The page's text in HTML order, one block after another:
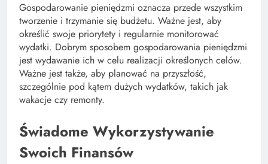
Gospodarowanie pieniędzmi oznacza przede wszystkim
tworzenie i trzymanie się budżetu. Ważne jest, aby
określić swoje priorytety i regularnie monitorować
wydatki. Dobrym sposobem gospodarowania pieniędzmi
jest wydawanie ich w celu realizacji określonych celów.
Ważne jest także, aby planować na przyszłość,
szczególnie pod kątem dużych wydatków, takich jak
wakacje czy remonty.
Świadome Wykorzystywanie
Swoich Finansów